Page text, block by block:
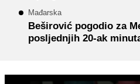
Mađarska
Beširović pogodio za
posljednjih 20-ak